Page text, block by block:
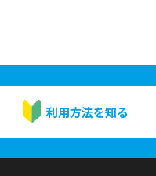
利用方法を知る